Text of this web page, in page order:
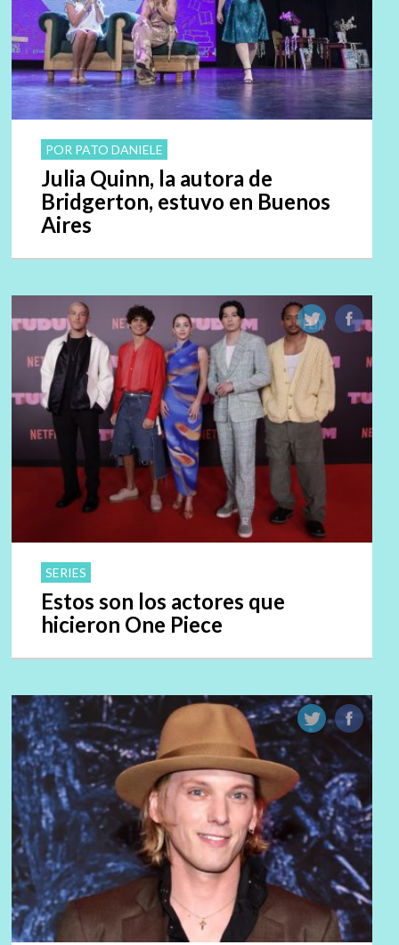
POR PATO DANIELE
Julia Quinn, la autora de
Bridgerton, estuvo en Buenos
Aires
SERIES
Estos son los actores que
hicieron One Piece